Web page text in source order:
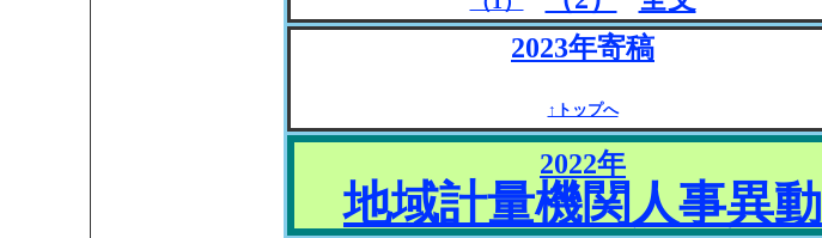
2023年寄稿
↑トップへ
2022年
地域計量機関人事異動